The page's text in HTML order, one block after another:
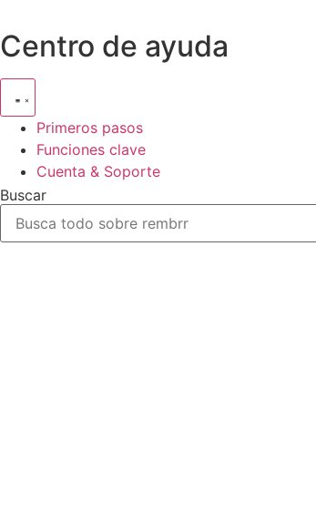
al
contenido
Centro de ayuda
Primeros pasos
Funciones clave
Cuenta & Soporte
Buscar